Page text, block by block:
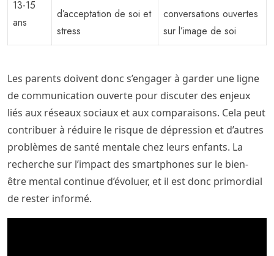
13-15
ans
d’acceptation de soi et
stress
conversations ouvertes
sur l’image de soi
Les parents doivent donc s’engager à garder une ligne
de communication ouverte pour discuter des enjeux
liés aux réseaux sociaux et aux comparaisons. Cela peut
contribuer à réduire le risque de dépression et d’autres
problèmes de santé mentale chez leurs enfants. La
recherche sur l’impact des smartphones sur le bien-
être mental continue d’évoluer, et il est donc primordial
de rester informé.